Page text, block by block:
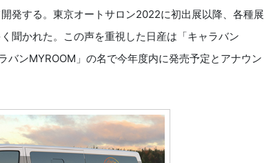
発する。東京オートサロン2022に初出展以降、各種展
聞かれた。この声を重視した日産は「キャラバン
バンMYROOM」の名で今年度内に発売予定とアナウン